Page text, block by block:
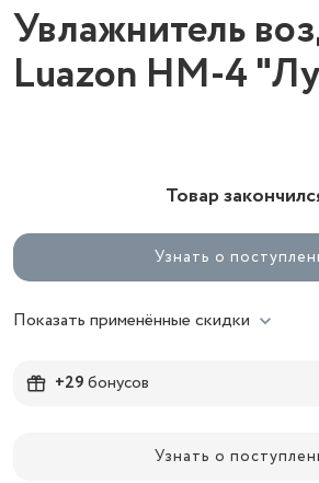
Увлажнитель
Luazon HM-4
Товар
Узнать о
Показать применённые скидки
+29бонусов
Узнать о